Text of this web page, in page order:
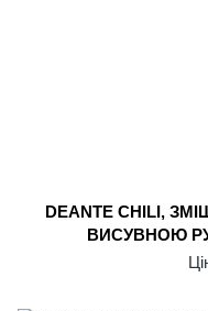
DEANTE CHILI,
ВИСУВНОЮ